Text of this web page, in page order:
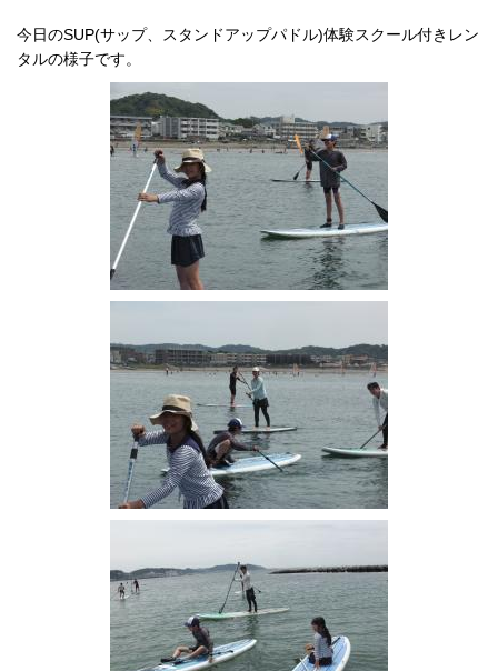
今日のSUP(サップ、スタンドアップパドル)体験スクール付きレン
タルの様子です。